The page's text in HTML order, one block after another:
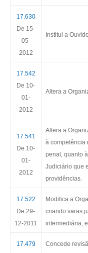
17.630
De 15-
05-
2012
Institui a
17.542
De 10-
01-
2012
Altera a
17.541
De 10-
01-
2012
Altera a
à competência
penal, quanto
Judiciário que
providências.
17.522
De 29-
12-2011
Modifica a
criando varas
intermediária,
17.479
Concede